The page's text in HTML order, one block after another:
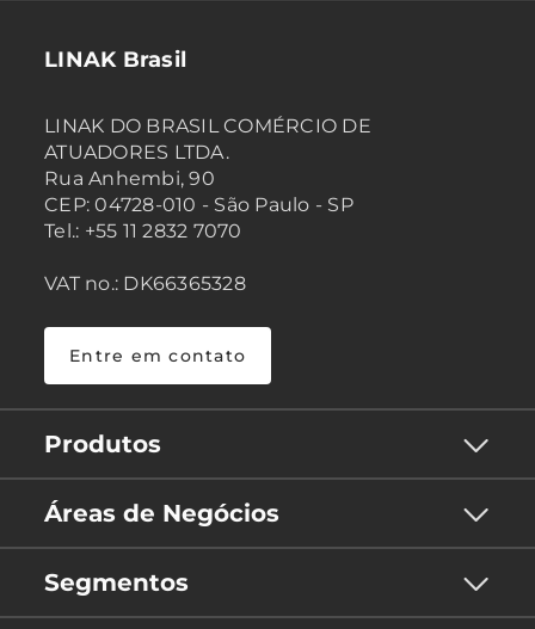
LINAK Brasil
LINAK DO BRASIL COMÉRCIO DE
ATUADORES LTDA.
Rua Anhembi, 90
CEP: 04728-010 - São Paulo - SP
Tel.: +55 11 2832 7070
VAT no.: DK66365328
Entre em contato
Produtos
Áreas de Negócios
Segmentos